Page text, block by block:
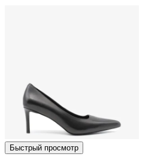
Быстрый просмотр